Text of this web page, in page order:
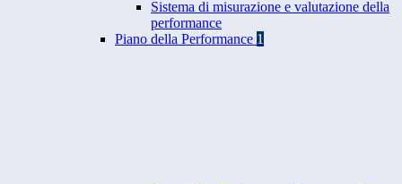
Sistema di misurazione e valutazione della
performance
Piano della Performance 1